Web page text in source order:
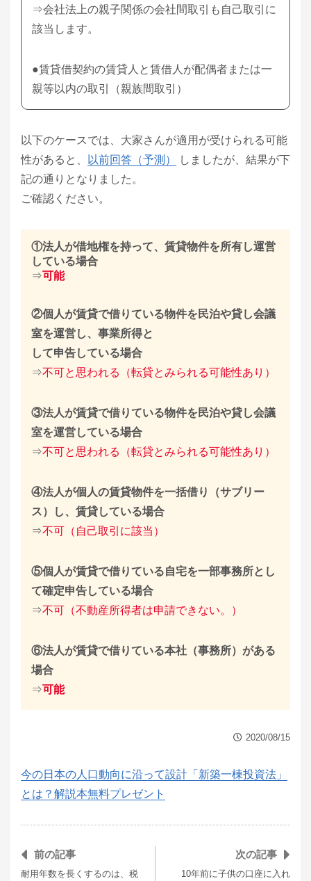
⇒会社法上の親子関係の会社間取引も自己取引に
該当します。
●賃貸借契約の賃貸人と賃借人が配偶者または一
親等以内の取引（親族間取引）
以下のケースでは、大家さんが適用が受けられる可能
性があると、
以前回答（予測）
しましたが、結果が下
記の通りとなりました。
ご確認ください。
①法人が借地権を持って、賃貸物件を所有し運営
している場合
⇒可能
②個人が賃貸で借りている物件を民泊や貸し会議
室を運営し、事業所得と
して申告している場合
⇒不可と思われる（転貸とみられる可能性あり）
③法人が賃貸で借りている物件を民泊や貸し会議
室を運営している場合
⇒不可と思われる（転貸とみられる可能性あり）
④法人が個人の賃貸物件を一括借り（サブリー
ス）し、賃貸している場合
⇒不可（自己取引に該当）
⑤個人が賃貸で借りている自宅を一部事務所とし
て確定申告している場合
⇒不可（不動産所得者は申請できない。）
⑥法人が賃貸で借りている本社（事務所）がある
場合
⇒可能
2020/08/15
今の日本の人口動向に沿って設計「新築一棟投資法」
とは？解説本無料プレゼント
前の記事
耐用年数を長くするのは、税
次の記事
10年前に子供の口座に入れ